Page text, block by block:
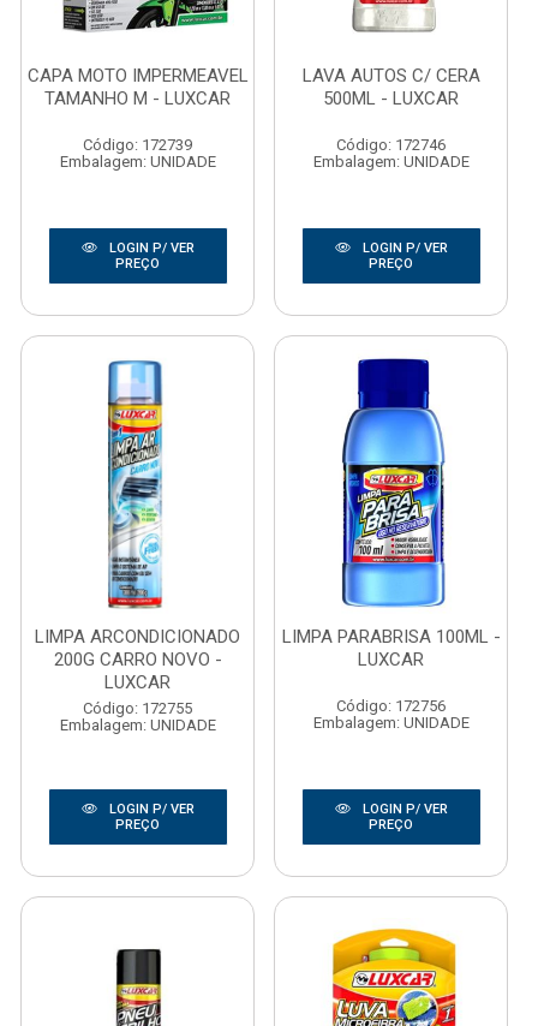
CAPA MOTO IMPERMEAVEL
TAMANHO M - LUXCAR
Código: 172739
Embalagem: UNIDADE
LOGIN P/ VER
PREÇO
LAVA AUTOS C/ CERA
500ML - LUXCAR
Código: 172746
Embalagem: UNIDADE
LOGIN P/ VER
PREÇO
LIMPA ARCONDICIONADO
200G CARRO NOVO -
LUXCAR
Código: 172755
Embalagem: UNIDADE
LOGIN P/ VER
PREÇO
LIMPA PARABRISA 100ML -
LUXCAR
Código: 172756
Embalagem: UNIDADE
LOGIN P/ VER
PREÇO